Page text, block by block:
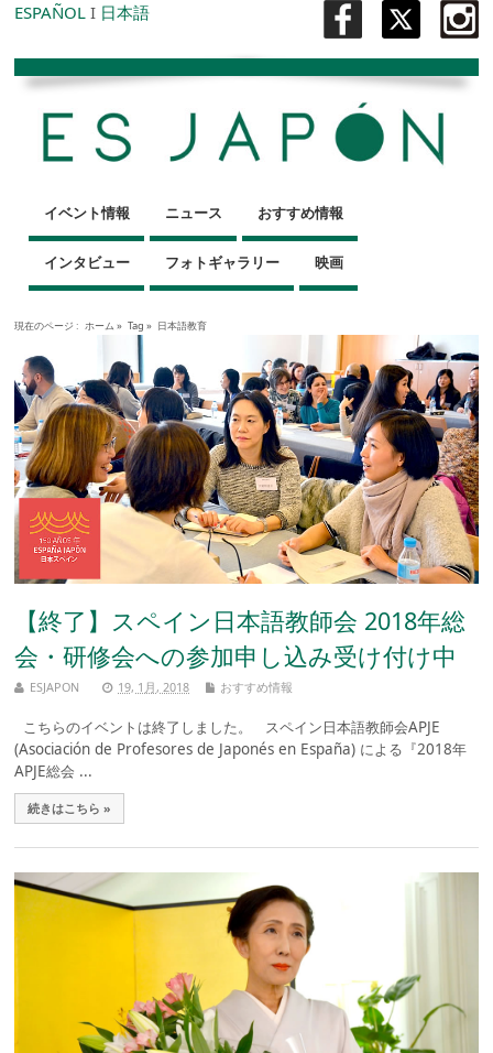
ESPAÑOL I 日本語
イベント情報 ニュース おすすめ情報
インタビュー フォトギャラリー 映画
現在のページ : ホーム » Tag » 日本語教育
【終了】スペイン日本語教師会 2018年総
会・研修会への参加申し込み受け付け中
ESJAPON 19, 1月, 2018 おすすめ情報
こちらのイベントは終了しました。 スペイン日本語教師会APJE
(Asociación de Profesores de Japonés en España) による『2018年
APJE総会 ...
続きはこちら »